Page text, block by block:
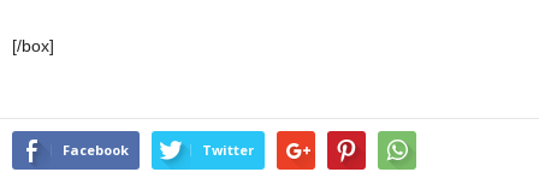
[/box]
Facebook Twitter